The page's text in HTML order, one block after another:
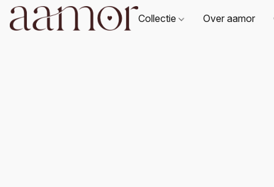
Collectie Over aamor